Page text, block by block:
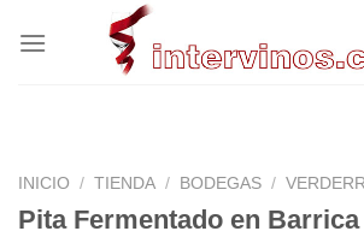
INICIO / TIENDA / BODEGAS /
Pita Fermentado en